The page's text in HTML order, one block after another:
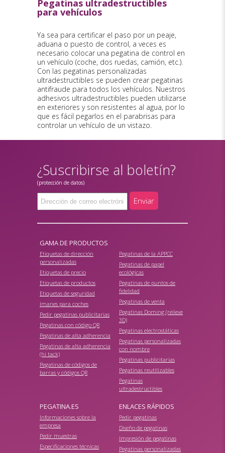
Pegatinas ultradestructibles
para vehículos
Ya sea para certificar el paso por un peaje,
aduana o puesto de control, a veces es
necesario colocar una pegatina de control en
un vehículo (coche, dos ruedas, camión, etc.).
Con las pegatinas personalizadas
ultradestructibles se pueden crear pegatinas
antifraude para todos los vehículos. Nuestros
adhesivos ultradestructibles pueden utilizarse
en exteriores y son resistentes al agua, por lo
que es fácil pegarlos en el parabrisas para
controlar un vehículo de un vistazo.
¿Suscribirse al boletín?
(protección de datos)
Enviar
GAMA DE PRODUCTOS
Etiquetas de dirección
personalizadas
Etiquetas de precio
Etiquetas de productos
Etiquetas de seguridad
Imanes para coches
Pedir pegatinas publicitarias
Pegatinas con código QR
Pegatinas de alta adherencia
Pegatinas de alta adherencia
(hi tack)
Pegatinas de códigos de
barras y códigos QR
Pegatinas de la APPCC
Pegatinas de papel
ecológicas
Pegatinas de puntos de
fidelidad
Pegatinas de venta
Pegatinas Doming (relieve
3D)
Pegatinas electrostáticas
Pegatinas personalizadas
con nombre
Pegatinas publicitarias
Pegatinas reutilizables
Pegatinas
ultradestructibles
PEGATINA.ES
Informaciones sobre la
empresa
Pedir muestras
Especificaciones técnicas
ENLACES RÁPIDOS
Pedir pegatinas
Diseño de pegatinas
Impresión de pegatinas
Pegatinas personalizadas